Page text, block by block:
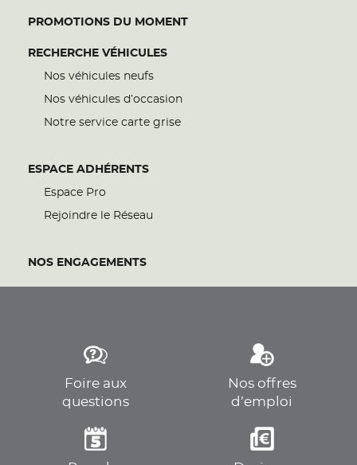
PROMOTIONS DU MOMENT
RECHERCHE VÉHICULES
Nos véhicules neufs
Nos véhicules d’occasion
Notre service carte grise
ESPACE ADHÉRENTS
Espace Pro
Rejoindre le Réseau
NOS ENGAGEMENTS
Foire aux
questions
Nos offres
d’emploi